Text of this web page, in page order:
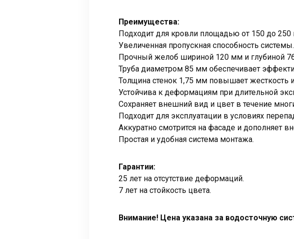
Преимущества:
Подходит для кровли площадью от 150 до 250
Увеличенная пропускная способность системы.
Прочный желоб шириной 120 мм и глубиной
Труба диаметром 85 мм обеспечивает
Толщина стенок 1,75 мм повышает жесткость
Устойчива к деформациям при длительной
Сохраняет внешний вид и цвет в течение
Подходит для эксплуатации в условиях
Аккуратно смотрится на фасаде и дополняет
Простая и удобная система монтажа.
Гарантии:
25 лет на отсутствие деформаций.
7 лет на стойкость цвета.
Внимание! Цена указана за водосточную